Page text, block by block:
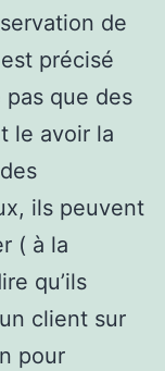
de
précisé
que des
le avoir la
ils peuvent
( à la
qu’ils
client sur
pour